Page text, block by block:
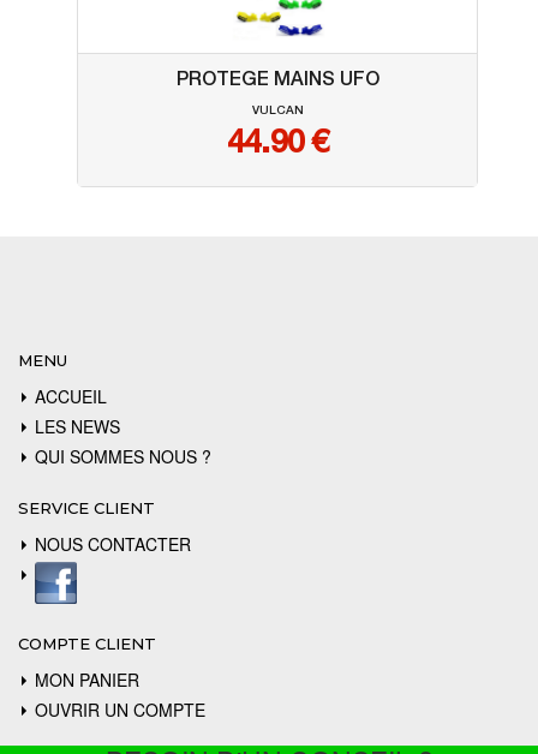
PROTEGE MAINS UFO
VULCAN
44.90€
MENU
ACCUEIL
LES NEWS
QUI SOMMES NOUS ?
SERVICE CLIENT
NOUS CONTACTER
COMPTE CLIENT
MON PANIER
OUVRIR UN COMPTE